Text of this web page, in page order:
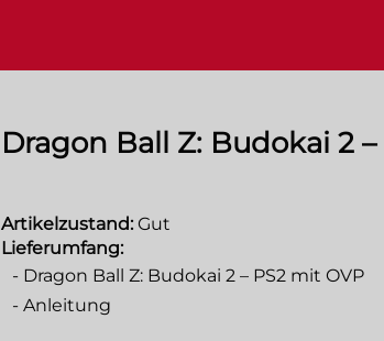
Dragon Ball Z: Budokai 2 –
Artikelzustand: Gut
Lieferumfang:
- Dragon Ball Z: Budokai 2 – PS2 mit OVP
- Anleitung